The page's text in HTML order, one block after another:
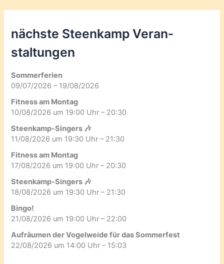
nächste Steenkamp Veran­
staltungen
Sommerferien
09/07/2026 – 19/08/2026
Fitness am Montag
10/08/2026 um 19:00 Uhr – 20:30
Steenkamp-Singers 🎶
11/08/2026 um 19:30 Uhr – 21:30
Fitness am Montag
17/08/2026 um 19:00 Uhr – 20:30
Steenkamp-Singers 🎶
18/08/2026 um 19:30 Uhr – 21:30
Bingo!
21/08/2026 um 19:00 Uhr – 22:00
Aufräumen der Vogelweide für das Sommerfest
22/08/2026 um 14:00 Uhr – 15:03